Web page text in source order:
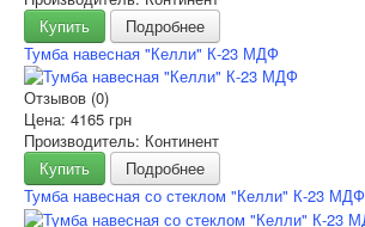
Купить
Подробнее
Тумба навесная "Келли" К-23 МДФ
Отзывов (0)
Цена: 4165 грн
Производитель: Континент
Купить
Подробнее
Тумба навесная со стеклом "Келли" К-23 МДФ